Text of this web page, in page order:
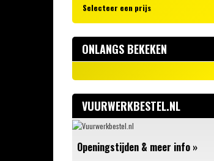
Brutal Explosions
Rubro Event Series
VOLT! Fireworks
Barely Legal
Rubro Fireworks
Rubro Die Bombe Vuurwerk
Rubro Supersetknallers
Selecteer een prijs
10 – 25 euro
25 - 50 euro
100 - 200 euro
200+ euro
ONLANGS BEKEKEN
VUURWERKBESTEL.NL
Openingstijden & meer info »